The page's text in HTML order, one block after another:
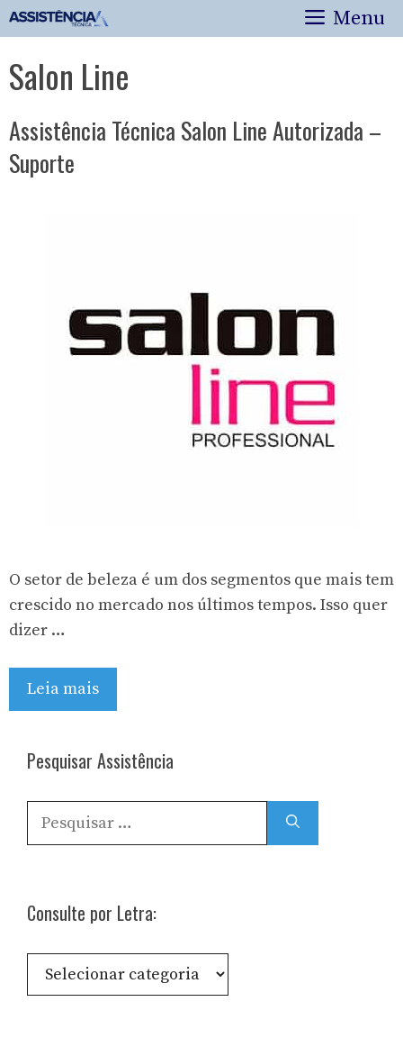
Pular
para
conteúdo
Menu
Salon Line
Assistência Técnica Salon Line Autorizada –
Suporte
O setor de beleza é um dos segmentos que mais tem
crescido no mercado nos últimos tempos. Isso quer
dizer …
Leia mais
Pesquisar Assistência
Pesquisar
por:
Consulte por Letra:
Consulte